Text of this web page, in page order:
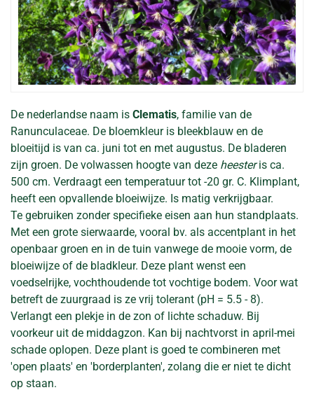
De nederlandse naam is Clematis, familie van de
Ranunculaceae. De bloemkleur is bleekblauw en de
bloeitijd is van ca. juni tot en met augustus. De bladeren
zijn groen. De volwassen hoogte van deze heesteris ca.
500 cm. Verdraagt een temperatuur tot -20 gr. C. Klimplant,
heeft een opvallende bloeiwijze. Is matig verkrijgbaar.
Te gebruiken zonder specifieke eisen aan hun standplaats.
Met een grote sierwaarde, vooral bv. als accentplant in het
openbaar groen en in de tuin vanwege de mooie vorm, de
bloeiwijze of de bladkleur. Deze plant wenst een
voedselrijke, vochthoudende tot vochtige bodem. Voor wat
betreft de zuurgraad is ze vrij tolerant (pH = 5.5 - 8).
Verlangt een plekje in de zon of lichte schaduw. Bij
voorkeur uit de middagzon. Kan bij nachtvorst in april-mei
schade oplopen. Deze plant is goed te combineren met
'open plaats' en 'borderplanten', zolang die er niet te dicht
op staan.